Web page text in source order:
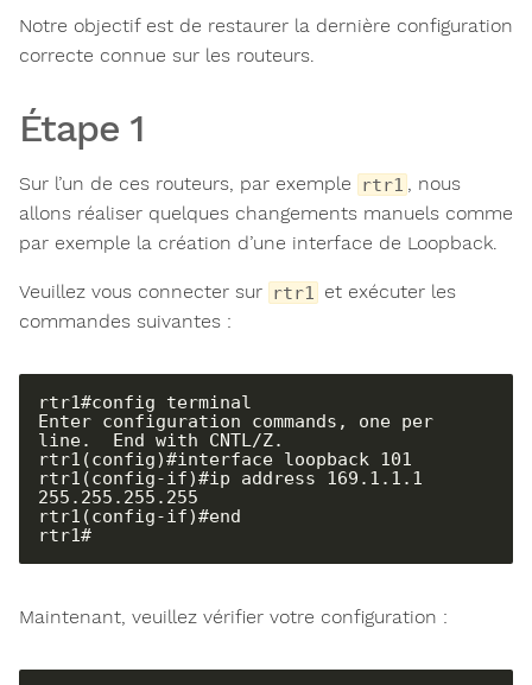
Notre objectif est de restaurer la dernière configuration
correcte connue sur les routeurs.
Étape 1
Sur l’un de ces routeurs, par exemple rtr1
, nous
allons réaliser quelques changements manuels comme
par exemple la création d’une interface de Loopback.
Veuillez vous connecter sur rtr1
et exécuter les
commandes suivantes :
rtr1#config terminal
Enter configuration commands, one per
line.  End with CNTL/Z.
rtr1(config)#interface loopback 101
rtr1(config-if)#ip address 169.1.1.1
255.255.255.255
rtr1(config-if)#end
rtr1#
Maintenant, veuillez vérifier votre configuration :